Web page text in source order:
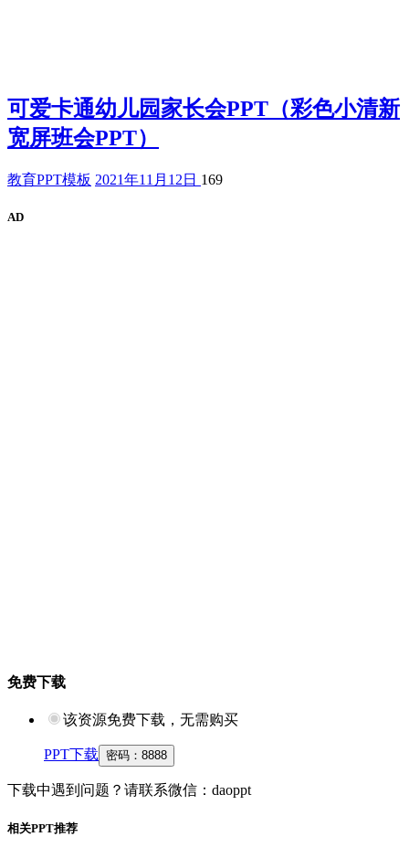
可爱卡通幼儿园家长会PPT（彩色小清新
宽屏班会PPT）
教育PPT模板 2021年11月12日 169
AD
免费下载
该资源免费下载，无需购买
PPT下载 密码： 8888
下载中遇到问题？请联系微信：daoppt
相关PPT推荐